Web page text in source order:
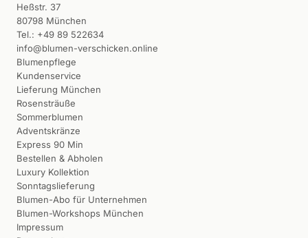
Heßstr. 37
80798 München
Tel.: +49 89 522634
info@blumen-verschicken.online
Blumenpflege
Kundenservice
Lieferung München
Rosensträuße
Sommerblumen
Adventskränze
Express 90 Min
Bestellen & Abholen
Luxury Kollektion
Sonntagslieferung
Blumen-Abo für Unternehmen
Blumen-Workshops München
Impressum